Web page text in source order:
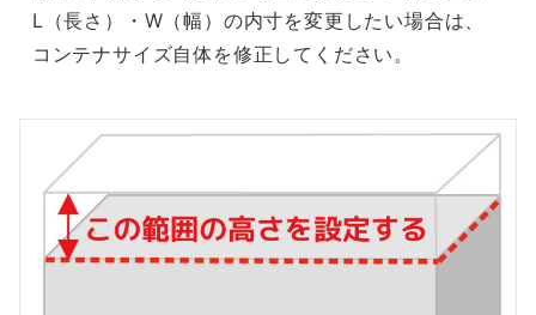
L（長さ）・W（幅）の内寸を変更したい場合は、
コンテナサイズ自体を修正してください。